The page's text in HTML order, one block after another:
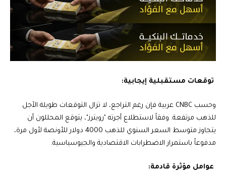
توقعات مستقبلية إيجابية:
وحسب CNBC عربية فإن رغم التراجع، لا تزال التوقعات طويلة الأجل
للذهب مرتفعة. وفقاً لاستطلاع أجرته "رويترز"، يتوقع المحللون أن
يتجاوز متوسط السعر السنوي للذهب 4000 دولار للأونصة لأول مرة،
مدفوعاً باستمرار الاضطرابات الاقتصادية والجيوسياسية.
عوامل مؤثرة قادمة: